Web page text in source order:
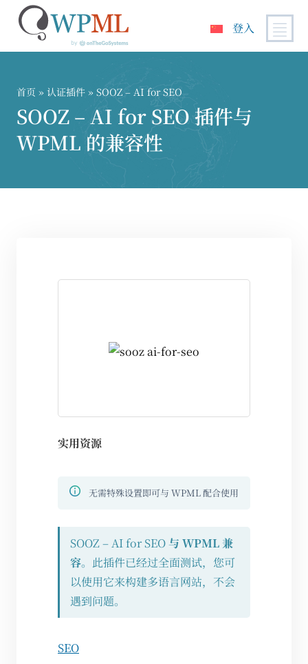
登入
首页 » 认证插件 » SOOZ – AI for SEO
SOOZ – AI for SEO 插件与
WPML 的兼容性
实用资源
无需特殊设置即可与 WPML 配合使用
SOOZ – AI for SEO与 WPML 兼
容。此插件已经过全面测试，您可
以使用它来构建多语言网站，不会
遇到问题。
SEO